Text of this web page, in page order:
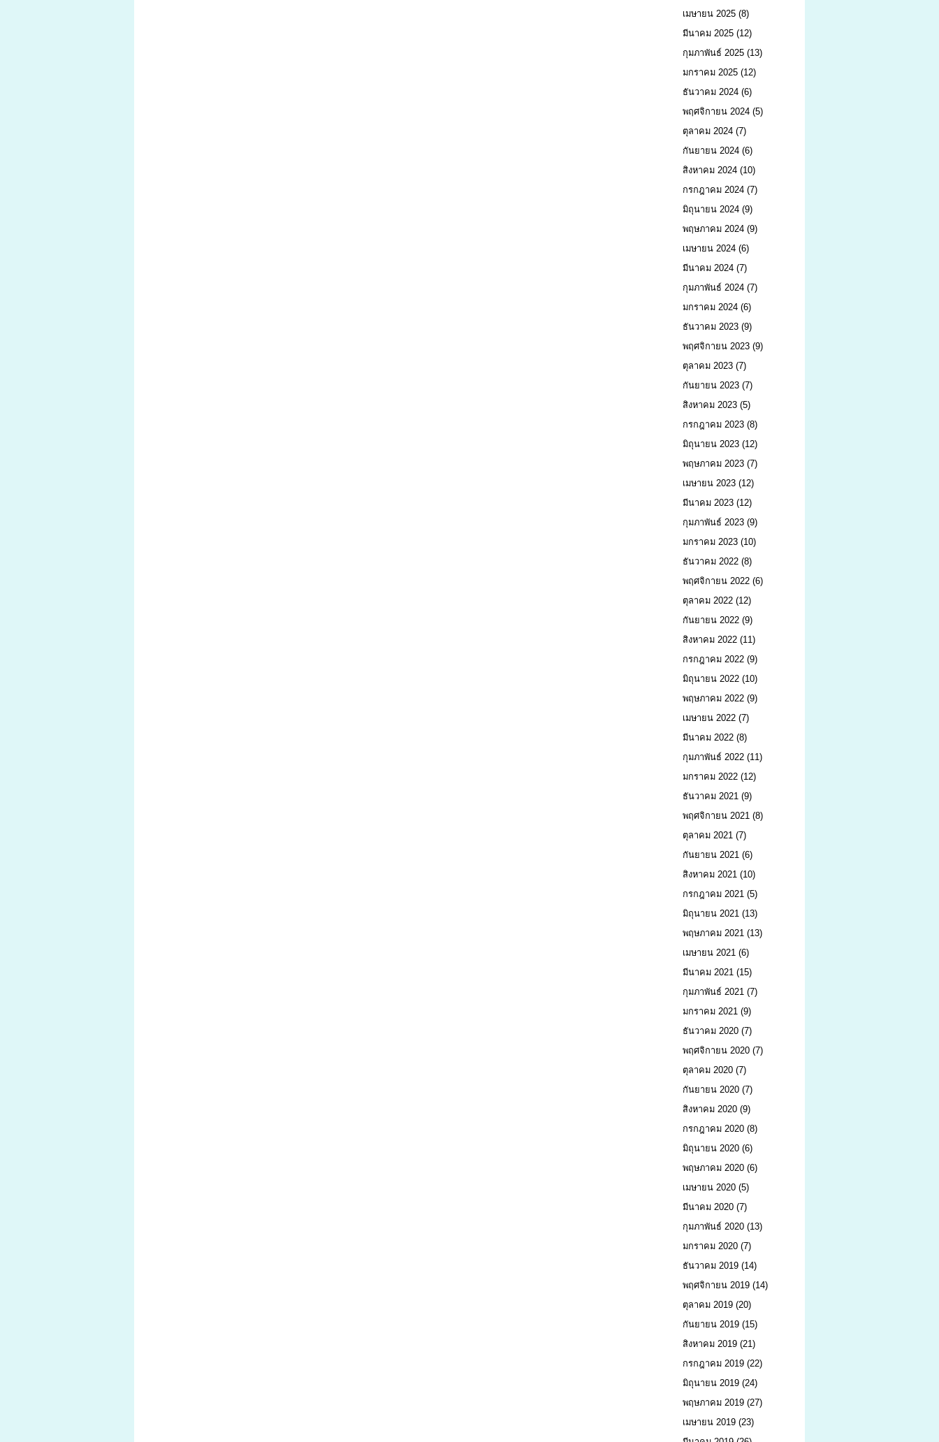
เมษายน 2025 (8)
มีนาคม 2025 (12)
กุมภาพันธ์ 2025 (13)
มกราคม 2025 (12)
ธันวาคม 2024 (6)
พฤศจิกายน 2024 (5)
ตุลาคม 2024 (7)
กันยายน 2024 (6)
สิงหาคม 2024 (10)
กรกฎาคม 2024 (7)
มิถุนายน 2024 (9)
พฤษภาคม 2024 (9)
เมษายน 2024 (6)
มีนาคม 2024 (7)
กุมภาพันธ์ 2024 (7)
มกราคม 2024 (6)
ธันวาคม 2023 (9)
พฤศจิกายน 2023 (9)
ตุลาคม 2023 (7)
กันยายน 2023 (7)
สิงหาคม 2023 (5)
กรกฎาคม 2023 (8)
มิถุนายน 2023 (12)
พฤษภาคม 2023 (7)
เมษายน 2023 (12)
มีนาคม 2023 (12)
กุมภาพันธ์ 2023 (9)
มกราคม 2023 (10)
ธันวาคม 2022 (8)
พฤศจิกายน 2022 (6)
ตุลาคม 2022 (12)
กันยายน 2022 (9)
สิงหาคม 2022 (11)
กรกฎาคม 2022 (9)
มิถุนายน 2022 (10)
พฤษภาคม 2022 (9)
เมษายน 2022 (7)
มีนาคม 2022 (8)
กุมภาพันธ์ 2022 (11)
มกราคม 2022 (12)
ธันวาคม 2021 (9)
พฤศจิกายน 2021 (8)
ตุลาคม 2021 (7)
กันยายน 2021 (6)
สิงหาคม 2021 (10)
กรกฎาคม 2021 (5)
มิถุนายน 2021 (13)
พฤษภาคม 2021 (13)
เมษายน 2021 (6)
มีนาคม 2021 (15)
กุมภาพันธ์ 2021 (7)
มกราคม 2021 (9)
ธันวาคม 2020 (7)
พฤศจิกายน 2020 (7)
ตุลาคม 2020 (7)
กันยายน 2020 (7)
สิงหาคม 2020 (9)
กรกฎาคม 2020 (8)
มิถุนายน 2020 (6)
พฤษภาคม 2020 (6)
เมษายน 2020 (5)
มีนาคม 2020 (7)
กุมภาพันธ์ 2020 (13)
มกราคม 2020 (7)
ธันวาคม 2019 (14)
พฤศจิกายน 2019 (14)
ตุลาคม 2019 (20)
กันยายน 2019 (15)
สิงหาคม 2019 (21)
กรกฎาคม 2019 (22)
มิถุนายน 2019 (24)
พฤษภาคม 2019 (27)
เมษายน 2019 (23)